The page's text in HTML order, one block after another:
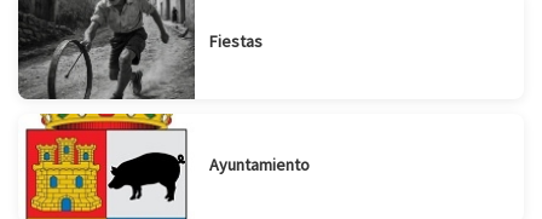
Fiestas
Ayuntamiento